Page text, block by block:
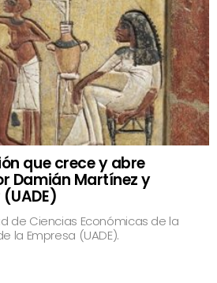
que crece y abre
Damián Martínez y
de Ciencias Económicas de la
la Empresa (UADE).